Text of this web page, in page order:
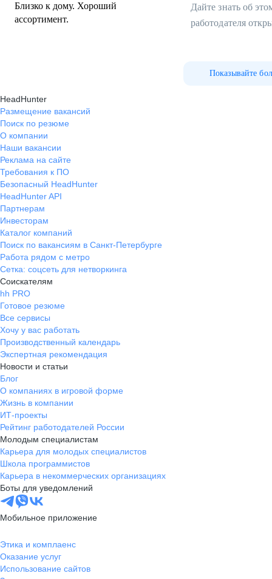
Близко к дому. Хороший
ассортимент.
Дайте знать об
работодателя
Показывайте
HeadHunter
Размещение вакансий
Поиск по резюме
О компании
Наши вакансии
Реклама на сайте
Требования к ПО
Безопасный HeadHunter
HeadHunter API
Партнерам
Инвесторам
Каталог компаний
Поиск по вакансиям в Санкт-Петербурге
Работа рядом с метро
Сетка: соцсеть для нетворкинга
Соискателям
hh PRO
Готовое резюме
Все сервисы
Хочу у вас работать
Производственный календарь
Экспертная рекомендация
Новости и статьи
Блог
О компаниях в игровой форме
Жизнь в компании
ИТ-проекты
Рейтинг работодателей России
Молодым специалистам
Карьера для молодых специалистов
Школа программистов
Карьера в некоммерческих организациях
Боты для уведомлений
Мобильное приложение
Этика и комплаенс
Оказание услуг
Использование сайтов